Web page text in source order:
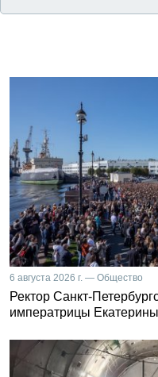
6 августа 2026 г. — Общество
Ректор Санкт-
императрицы